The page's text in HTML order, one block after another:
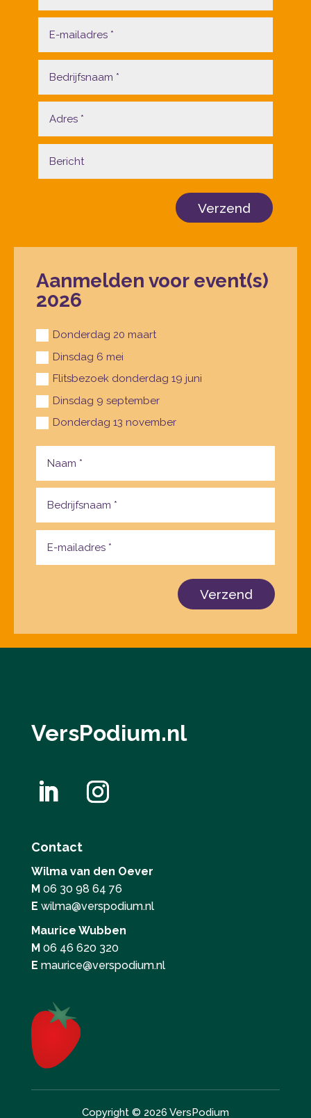
Verzend
Aanmelden voor event(s)
2026
Donderdag 20 maart
Dinsdag 6 mei
Flitsbezoek donderdag 19 juni
Dinsdag 9 september
Donderdag 13 november
Verzend
VersPodium.nl
Contact
Wilma van den Oever
M 06 30 98 64 76
E wilma@verspodium.nl
Maurice Wubben
M 06 46 620 320
E maurice@verspodium.nl
Copyright © 2026 VersPodium